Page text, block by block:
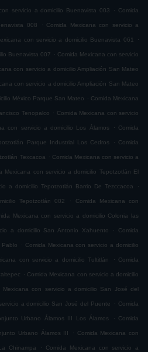
servicio a domicilio Buenavista 003 . Comida
008 . Comida Mexicana con servicio a
con servicio a domicilio Buenavista 061 .
Buenavista 007 . Comida Mexicana con servicio
con servicio a domicilio Ampliación San Mateo
con servicio a domicilio Ampliación San Mateo
México Parque San Mateo . Comida Mexicana
Tenopalco . Comida Mexicana con servicio
con servicio a domicilio Los Álamos . Comida
Parque Industrial Los Cedros . Comida
Texcacoa . Comida Mexicana con servicio a
Mexicana con servicio a domicilio Tepotzotlán El
a domicilio Tepotzotlán Barrio De Tezccacoa .
Tepotzotlán 002 . Comida Mexicana con
Mexicana con servicio a domicilio Colonia las
a domicilio San Antonio Xahuento . Comida
Pablo . Comida Mexicana con servicio a domicilio
con servicio a domicilio Tultitlán . Comida
. Comida Mexicana con servicio a domicilio
Mexicana con servicio a domicilio San José del
a domicilio San José del Puente . Comida
Urbano Álamos III Los Álamos . Comida
Urbano Álamos III . Comida Mexicana con
Chinampa . Comida Mexicana con servicio a